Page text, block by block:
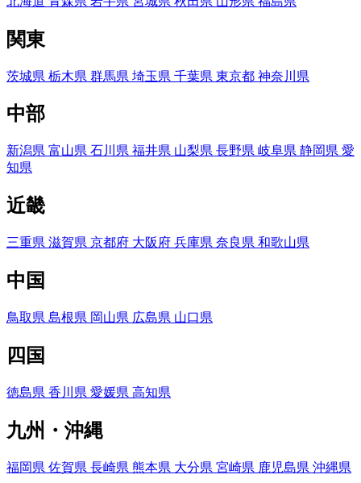
関東
茨城県 栃木県 群馬県 埼玉県 千葉県 東京都 神奈川県
中部
新潟県 富山県 石川県 福井県 山梨県 長野県 岐阜県 静岡県 愛
知県
近畿
三重県 滋賀県 京都府 大阪府 兵庫県 奈良県 和歌山県
中国
鳥取県 島根県 岡山県 広島県 山口県
四国
徳島県 香川県 愛媛県 高知県
九州・沖縄
福岡県 佐賀県 長崎県 熊本県 大分県 宮崎県 鹿児島県 沖縄県